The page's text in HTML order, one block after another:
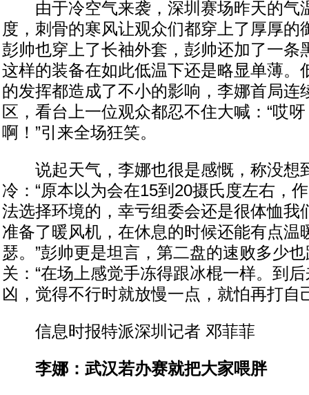
由于冷空气来袭，深圳赛场昨天的气
度，刺骨的寒风让观众们都穿上了厚厚的
彭帅也穿上了长袖外套，彭帅还加了一条
这样的装备在如此低温下还是略显单薄。
的发挥都造成了不小的影响，李娜首局连
区，看台上一位观众都忍不住大喊：“哎
啊！”引来全场狂笑。
说起天气，李娜也很是感慨，称没想
冷：“原本以为会在15到20摄氏度左右，
法选择环境的，幸亏组委会还是很体恤我
准备了暖风机，在休息的时候还能有点温
瑟。”彭帅更是坦言，第二盘的速败多少
关：“在场上感觉手冻得跟冰棍一样。到
凶，觉得不行时就放慢一点，就怕再打自
信息时报特派深圳记者 邓菲菲
李娜：武汉若办赛就把大家喂胖